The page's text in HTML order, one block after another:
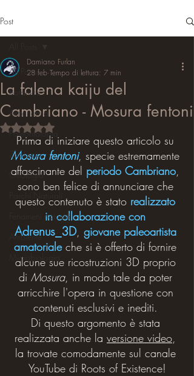
Post
All Posts
Botanica
Astronomia
Paleontologia
Zoologia
Geologia
Fenomeni naturali
Ambiente
Microbiologia
La falena kaiju del
Cambriano - Mosura fentoni
Damiano Furlan
28 feb Tempo di lettura: 7 min
Valutazione NaN stelle su 5.
Prima di iniziare questo articolo su
Mosura fentoni, specie estremamente
affascinante del periodo Cambriano,
sono ben felice di annunciare che
questo contenuto è stato realizzato
in collaborazione con
Adrenus_3D, giovane paleoartista
amatoriale che si è offerto di fornire
alcune sue ricostruzioni 3D proprio
di Mosura, in modo tale da poter
arricchire l'opera in questione con
contenuti esclusivi e inediti.
Di questo argomento è stata
realizzata anche la versione video,
la trovate comodamente sul canale
YouTube di Roots of Existence!